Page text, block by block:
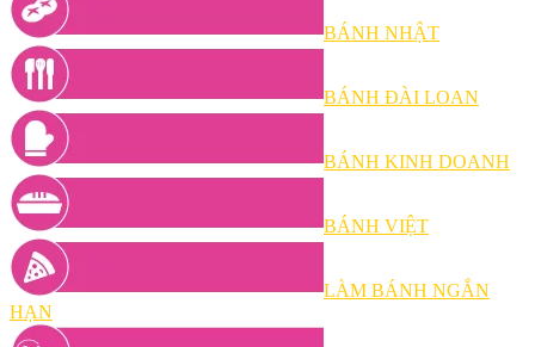
BÁNH NHẬT
BÁNH ĐÀI LOAN
BÁNH KINH DOANH
BÁNH VIỆT
LÀM BÁNH NGẮN
HẠN